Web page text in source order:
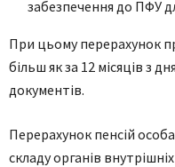
забезпечення до ПФУ
При цьому перерахунок
більш як за 12 місяців з
документів.
Перерахунок пенсій
складу органів